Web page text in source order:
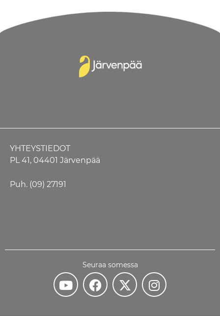
YHTEYSTIEDOT
PL 41, 04401 Järvenpää
Puh. (09) 27191
Seuraa somessa